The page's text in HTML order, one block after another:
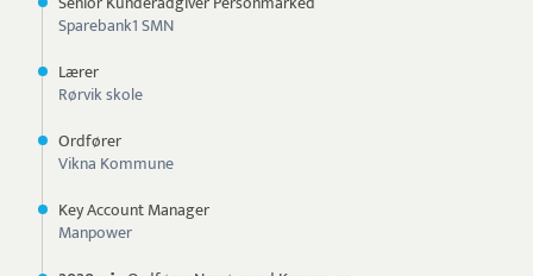
Sparebank1 SMN
Lærer
Rørvik skole
Ordfører
Vikna Kommune
Key Account Manager
Manpower